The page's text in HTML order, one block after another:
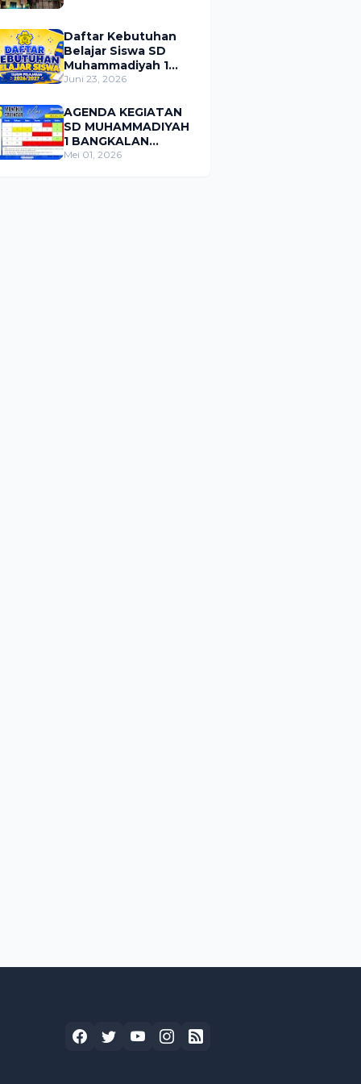
Daftar Kebutuhan
Belajar Siswa SD
Muhammadiyah 1
Bangkalan Tahun
Juni 23, 2026
AGENDA KEGIATAN
SD MUHAMMADIYAH
1 BANGKALAN
BULAN MEI 2026
Mei 01, 2026